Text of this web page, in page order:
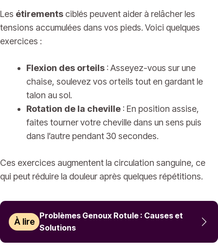
Les étirements ciblés peuvent aider à relâcher les
tensions accumulées dans vos pieds. Voici quelques
exercices :
Flexion des orteils : Asseyez-vous sur une
chaise, soulevez vos orteils tout en gardant le
talon au sol.
Rotation de la cheville : En position assise,
faites tourner votre cheville dans un sens puis
dans l’autre pendant 30 secondes.
Ces exercices augmentent la circulation sanguine, ce
qui peut réduire la douleur après quelques répétitions.
À lire
Problèmes Genoux Rotule : Causes et
Solutions